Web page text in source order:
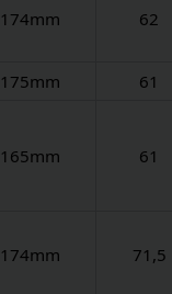
174mm 62
175mm 61
165mm 61
174mm 71,5